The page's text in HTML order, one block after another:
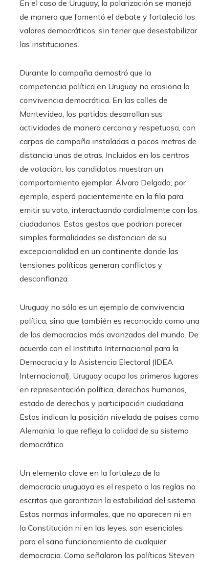
En el caso de Uruguay, la polarización se manejó
de manera que fomentó el debate y fortaleció los
valores democráticos, sin tener que desestabilizar
las instituciones.
Durante la campaña demostró que la
competencia política en Uruguay no erosiona la
convivencia democrática. En las calles de
Montevideo, los partidos desarrollan sus
actividades de manera cercana y respetuosa, con
carpas de campaña instaladas a pocos metros de
distancia unas de otras. Incluidos en los centros
de votación, los candidatos muestran un
comportamiento ejemplar. Álvaro Delgado, por
ejemplo, esperó pacientemente en la fila para
emitir su voto, interactuando cordialmente con los
ciudadanos. Estos gestos que podrían parecer
simples formalidades se distancian de su
excepcionalidad en un continente donde las
tensiones políticas generan conflictos y
desconfianza.
Uruguay no sólo es un ejemplo de convivencia
política, sino que también es reconocido como una
de las democracias más avanzadas del mundo. De
acuerdo con el Instituto Internacional para la
Democracia y la Asistencia Electoral (IDEA
Internacional), Uruguay ocupa los primeros lugares
en representación política, derechos humanos,
estado de derechos y participación ciudadana.
Estos indican la posición nivelada de países como
Alemania, lo que refleja la calidad de su sistema
democrático.
Un elemento clave en la fortaleza de la
democracia uruguaya es el respeto a las reglas no
escritas que garantizan la estabilidad del sistema.
Estas normas informales, que no aparecen ni en
la Constitución ni en las leyes, son esenciales
para el sano funcionamiento de cualquier
democracia. Como señalaron los políticos Steven